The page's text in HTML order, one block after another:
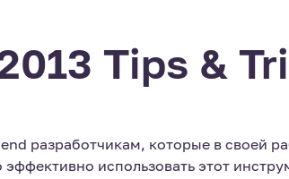
Tips &
разработчикам, которые в своей
использовать этот